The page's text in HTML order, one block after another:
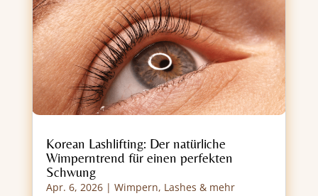
Korean Lashlifting: Der natürliche
Wimperntrend für einen perfekten
Schwung
Apr. 6, 2026| Wimpern, Lashes & mehr